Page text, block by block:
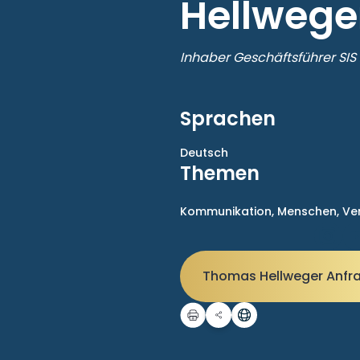
Inhaber Geschäftsführer
Sprachen
Deutsch
Themen
Kommunikation, Menschen,
Thomas Hellweger